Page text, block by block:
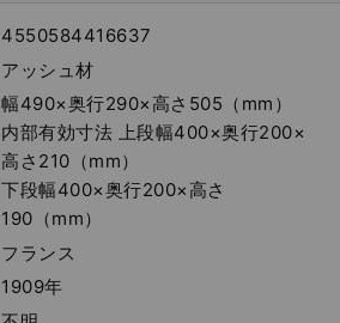
4550584416637
アッシュ材
幅490×奥行290×高さ505（mm）
内部有効寸法 上段幅400×奥行200×
高さ210（mm）
下段幅400×奥行200×高さ
190（mm）
フランス
1909年